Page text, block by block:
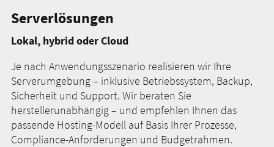
Serverlösungen
Lokal, hybrid oder Cloud
Je nach Anwendungsszenario realisieren wir Ihre
Serverumgebung – inklusive Betriebssystem, Backup,
Sicherheit und Support. Wir beraten Sie
herstellerunabhängig – und empfehlen Ihnen das
passende Hosting-Modell auf Basis Ihrer Prozesse,
Compliance-Anforderungen und Budgetrahmen.